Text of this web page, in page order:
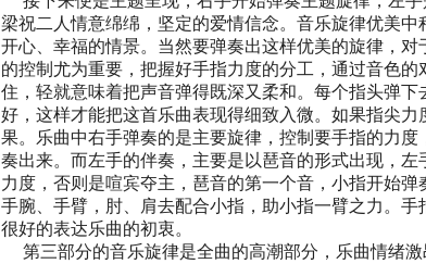
梁祝二人情意绵绵，坚定的爱情信念。音乐旋律优美
开心、幸福的情景。当然要弹奏出这样优美的旋律，
的控制尤为重要，把握好手指力度的分工，通过音色
住，轻就意味着把声音弹得既深又柔和。每个指头弹
好，这样才能把这首乐曲表现得细致入微。如果指尖
果。乐曲中右手弹奏的是主要旋律，控制要手指的力
奏出来。而左手的伴奏，主要是以琶音的形式出现，
力度，否则是喧宾夺主，琶音的第一个音，小指开始
手腕、手臂，肘、肩去配合小指，助小指一臂之力。
很好的表达乐曲的初衷。
第三部分的音乐旋律是全曲的高潮部分，乐曲情绪